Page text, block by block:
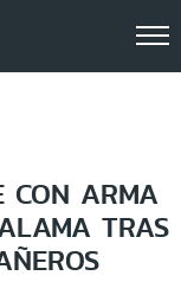
CON ARMA
TRAS